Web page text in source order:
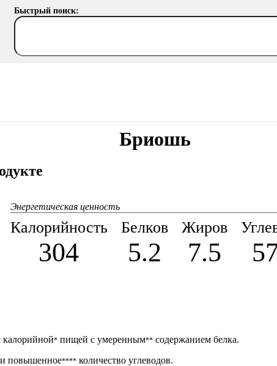
Быстрый поиск:
Бриошь
Калорийность
Энергетическая ценность
304
Белков
5.2
Жиров
7.5
калорийной*пищей с умеренным**содержанием белка.
повышенное****количество углеводов.